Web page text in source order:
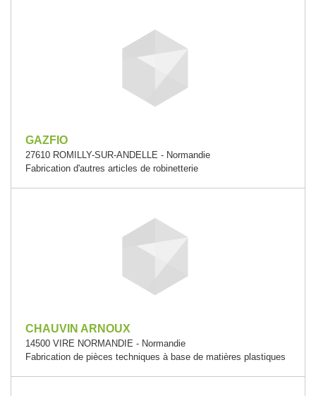
GAZFIO
27610 ROMILLY-SUR-ANDELLE - Normandie
Fabrication d'autres articles de robinetterie
CHAUVIN ARNOUX
14500 VIRE NORMANDIE - Normandie
Fabrication de pièces techniques à base de matières plastiques